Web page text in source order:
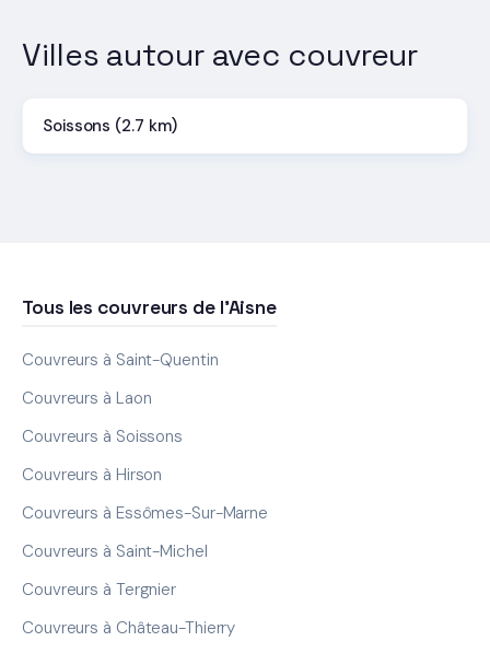
Villes autour avec couvreur
Soissons (2.7 km)
Tous les couvreurs de l'Aisne
Couvreurs à Saint-Quentin
Couvreurs à Laon
Couvreurs à Soissons
Couvreurs à Hirson
Couvreurs à Essômes-Sur-Marne
Couvreurs à Saint-Michel
Couvreurs à Tergnier
Couvreurs à Château-Thierry